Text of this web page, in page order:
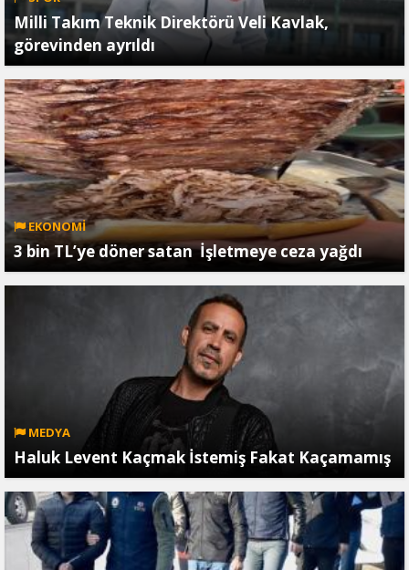
Milli Takım Teknik Direktörü Veli Kavlak,
görevinden ayrıldı
EKONOMİ
3 bin TL’ye döner satan İşletmeye ceza yağdı
MEDYA
Haluk Levent Kaçmak İstemiş Fakat Kaçamamış